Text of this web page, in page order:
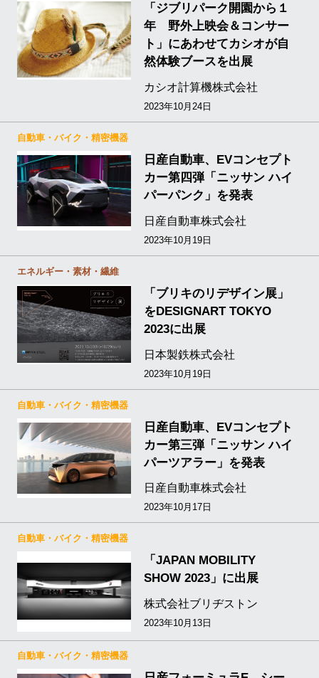
「ジブリパーク開園から１
年 野外上映会＆コンサー
ト」にあわせてカシオが自
然体験ブースを出展
カシオ計算機株式会社
2023年10月24日
自動車・バイク・精密機器
日産自動車、EVコンセプト
カー第四弾「ニッサン ハイ
パーパンク」を発表
日産自動車株式会社
2023年10月19日
エネルギー・素材・繊維
「ブリキのリデザイン展」
をDESIGNART TOKYO
2023に出展
日本製鉄株式会社
2023年10月19日
自動車・バイク・精密機器
日産自動車、EVコンセプト
カー第三弾「ニッサン ハイ
パーツアラー」を発表
日産自動車株式会社
2023年10月17日
自動車・バイク・精密機器
「JAPAN MOBILITY
SHOW 2023」に出展
株式会社ブリヂストン
2023年10月13日
自動車・バイク・精密機器